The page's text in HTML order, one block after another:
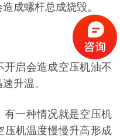
成螺杆总成烧毁。
启会造成空压机油不
升温。
有一种情况就是空压机
压机温度慢慢升高形成